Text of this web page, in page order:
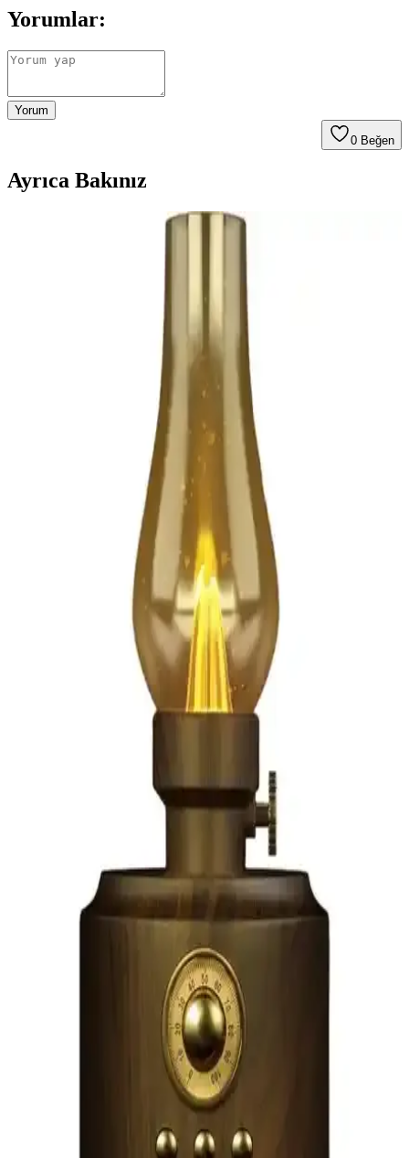
Yorumlar:
Yorum
0 Beğen
Ayrıca Bakınız
Hayatı Kolaylaştıran Çözüm
Günlük yaşamda çanta içi düzeni sağlayan pratik organizerler, farklı
boyut ve özellikleriyle eşyaları düzenli tutar, zaman kazandırır ve
D Vers Sırt Çantaları Karşılaştırması: Elektronik ve
Gelişmiş Taşıma Çözümleri
D vers sırt çantaları, gelişmiş bölmeler ve dayanıklı malzemeleriyle
elektronik cihazlarınızı güvenle taşır, kullanım alanlarına göre çeşitli
Portföy Çantası Modelleri ve Özellikleri: Dayanıklı,
Şık ve Kullanışlı Çanta Seçenekleri
Elektronik ve ev aksesuarları için tasarlanan portföy çantaları,
dayanıklı, şık ve taşınabilir özellikleriyle öne çıkar. Farklı modeller,
düzenli kullanım ve estetik tasarım seçenekleri sunar.
AtariGraph: 1920'ler Steampunk Temalı Taşınabilir
Atari 2600 Modifikasyonu
AtariGraph, 1920'ler steampunk estetiğiyle tasarlanmış taşınabilir
Atari 2600 modifikasyonudur. Dönemin teknolojik unsurlarını
yansıtan cihaz, özgün tasarımı ve işlevselliğiyle dikkat çekiyor.
Elektronik ve Giyilebilir Teknolojiler İçin Kullanıcı
Elektronik ve giyilebilir teknolojilerde kullanıcı dostu, dayanıklı ve
ergonomik çantalar, cihazlarınızı güvenli ve pratik şekilde taşımanıza
olanak tanır. Çeşitli modeller ve özellikler hakkında bilgi edinin.
Resolut Bluetooth Hoparlör: Yüksek Ses Kalitesi ve
Renkli Işık Efektleriyle Partilere Renk Katın
Resolut Bluetooth Hoparlör, yüksek ses kalitesi ve renkli ışık
efektleriyle öne çıkan, taşınabilir ve şık tasarımlı bir müzik cihazıdır.
Kablosuz bağlantı, mikrofon ve radyo özellikleriyle eğlenceyi
Arylic Bt 10 Bluetooth Ses Vericisi: Yüksek Kaliteli
Kablosuz Ses Aktarımı
Arylic Bt 10 Bluetooth Ses Vericisi, yüksek ses kalitesi, kolay
kurulum ve düşük enerji tüketimi ile çeşitli cihazlar arasında
kablosuz ses aktarımını sağlar. Modern tasarımıyla ev ve araç içi
Royal Trend Nostaljik Gaz Lambası Görünümlü